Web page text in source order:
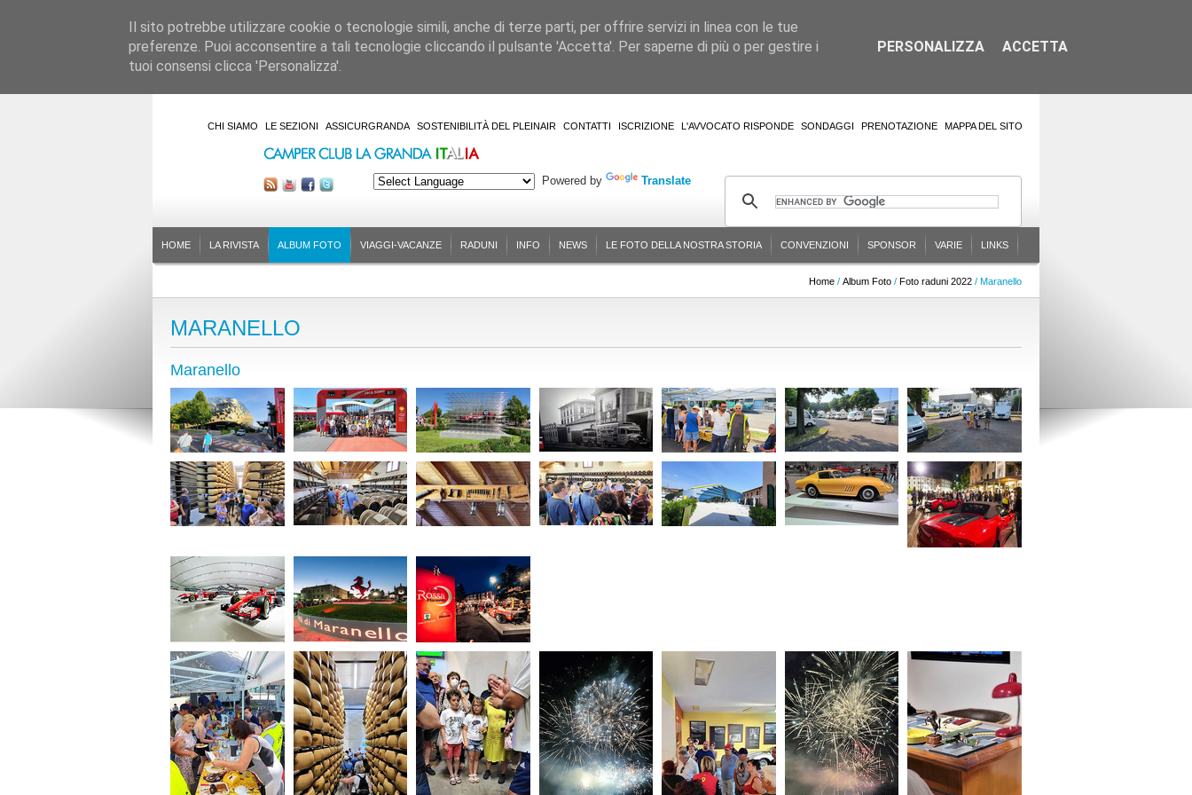
CHI SIAMO LE SEZIONI ASSICURGRANDA SOSTENIBILITÀ DEL PLEINAIR CONTATTI ISCRIZIONE L'AVVOCATO RISPONDE SONDAGGI PRENOTAZIONE MAPPA DEL SITO
Powered by Translate
HOME LA RIVISTA ALBUM FOTO VIAGGI-VACANZE RADUNI INFO NEWS LE FOTO DELLA NOSTRA STORIA CONVENZIONI SPONSOR VARIE LINKS
Home / Album Foto / Foto raduni 2022 / Maranello
MARANELLO
Maranello
Il sito potrebbe utilizzare cookie o tecnologie simili, anche di terze parti, per offrire servizi in linea con le tue
preferenze. Puoi acconsentire a tali tecnologie cliccando il pulsante 'Accetta'. Per saperne di più o per gestire i
tuoi consensi clicca 'Personalizza'.
PERSONALIZZA ACCETTA